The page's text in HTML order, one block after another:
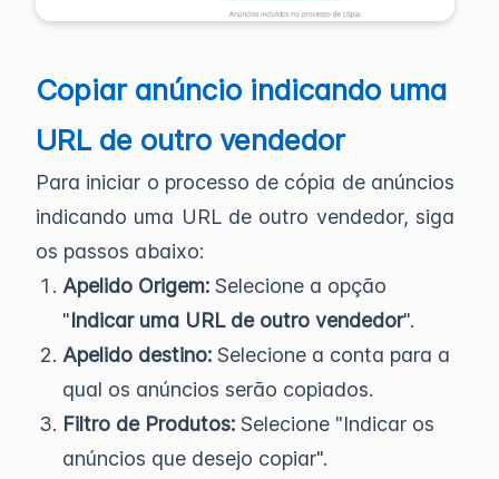
Copiar anúncio indicando uma
URL de outro vendedor
Para iniciar o processo de cópia de anúncios
indicando uma URL de outro vendedor, siga
os passos abaixo:
Apelido Origem: Selecione a opção
"Indicar uma URL de outro vendedor".
Apelido destino: Selecione a conta para a
qual os anúncios serão copiados.
Filtro de Produtos: Selecione "Indicar os
anúncios que desejo copiar".